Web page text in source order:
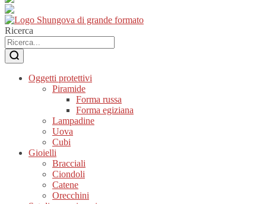
Ricerca
Oggetti protettivi
Piramide
Forma russa
Forma egiziana
Lampadine
Uova
Cubi
Gioielli
Bracciali
Ciondoli
Catene
Orecchini